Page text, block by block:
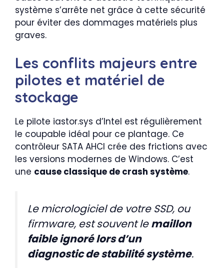
système s’arrête net grâce à cette sécurité
pour éviter des dommages matériels plus
graves.
Les conflits majeurs entre
pilotes et matériel de
stockage
Le pilote iastor.sys d’Intel est régulièrement
le coupable idéal pour ce plantage. Ce
contrôleur SATA AHCI crée des frictions avec
les versions modernes de Windows. C’est
une cause classique de crash système.
Le micrologiciel de votre SSD, ou
firmware, est souvent lemaillon
faible ignoré lors d’un
diagnostic de stabilité système.